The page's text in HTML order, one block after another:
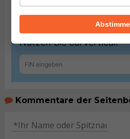
Kommentare der